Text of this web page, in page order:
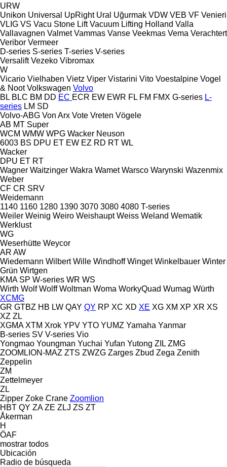
URW
Unikon Universal UpRight Ural Uğurmak VDW VEB VF Venieri
VLIG VS Vacu Stone Lift Vacuum Lifting Holland Valla
Vallavagnen Valmet Vammas Vanse Veekmas Vema Verachtert
Veribor Vermeer
D-series S-series T-series V-series
Versalift Vezeko Vibromax
W
Vicario Vielhaben Vietz Viper Vistarini Vito Voestalpine Vogel
& Noot Volkswagen Volvo
BL BLC BM DD EC ECR EW EWR FL FM FMX G-series L-
series LM SD
Volvo-ABG Von Arx Vote Vreten Vögele
AB MT Super
WCM WMW WPG Wacker Neuson
6003 BS DPU ET EW EZ RD RT WL
Wacker
DPU ET RT
Wagner Waitzinger Wakra Wamet Warsco Warynski Wazenmix
Weber
CF CR SRV
Weidemann
1140 1160 1280 1390 3070 3080 4080 T-series
Weiler Weinig Weiro Weishaupt Weiss Weland Wematik
Werklust
WG
Weserhütte Weycor
AR AW
Wiedemann Wilbert Wille Windhoff Winget Winkelbauer Winter
Grün Wirtgen
KMA SP W-series WR WS
Wirth Wolf Wolff Woltman Woma WorkyQuad Wumag Würth
XCMG
GR GTBZ HB LW QAY QY RP XC XD XE XG XM XP XR XS
XZ ZL
XGMA XTM Xrok YPV YTO YUMZ Yamaha Yanmar
B-series SV V-series Vio
Yongmao Youngman Yuchai Yufan Yutong ZIL ZMG
ZOOMLION-MAZ ZTS ZWZG Zarges Zbud Zega Zenith
Zeppelin
ZM
Zettelmeyer
ZL
Zipper Zoke Crane Zoomlion
HBT QY ZA ZE ZLJ ZS ZT
Åkerman
H
ÖAF
mostrar todos
Ubicación
Radio de búsqueda